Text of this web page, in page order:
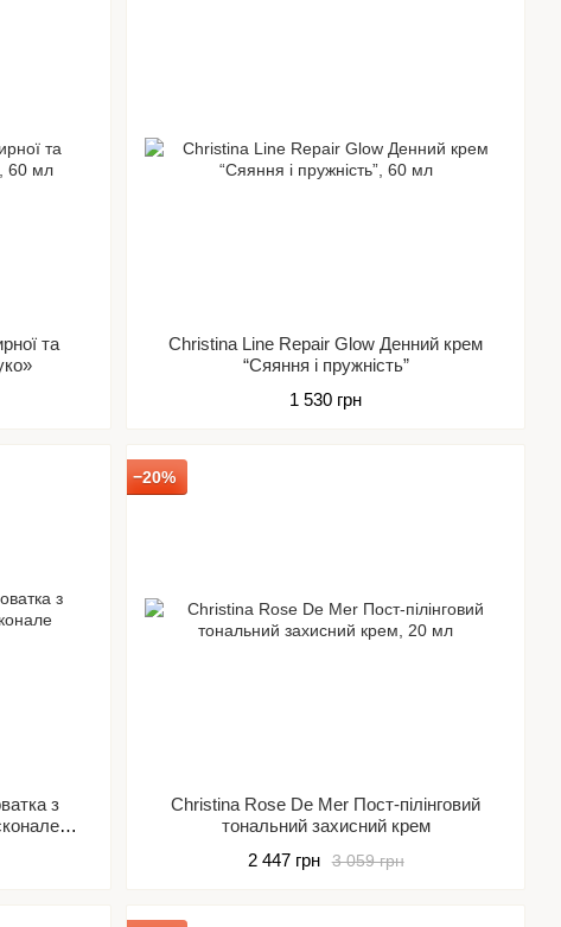
та
Christina Line Repair Glow Денний крем
“Сяяння і пружність”
1 530 грн
з
−20%
Christina Rose De Mer Пост-пілінговий
тональний захисний крем
3 059 грн
2 447 грн